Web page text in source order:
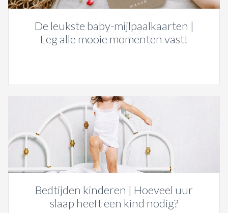
De leukste baby-mijlpaalkaarten |
Leg alle mooie momenten vast!
Bedtijden kinderen | Hoeveel uur
slaap heeft een kind nodig?